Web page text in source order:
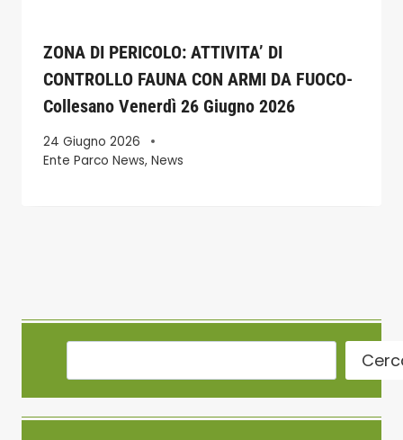
ZONA DI PERICOLO: ATTIVITA’ DI
CONTROLLO FAUNA CON ARMI DA FUOCO-
Collesano Venerdì 26 Giugno 2026
24 Giugno 2026
Ente Parco News, News